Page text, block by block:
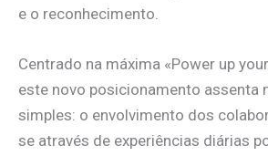
e o reconhecimento.
Centrado na máxima «Power up
este novo posicionamento assenta
simples: o envolvimento dos
se através de experiências diárias